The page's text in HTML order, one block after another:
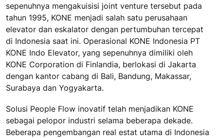
sepenuhnya mengakuisisi joint venture tersebut pada
tahun 1995, KONE menjadi salah satu perusahaan
elevator dan eskalator dengan pertumbuhan tercepat
di Indonesia saat ini. Operasional KONE Indonesia PT
KONE Indo Elevator, yang sepenuhnya dimiliki oleh
KONE Corporation di Finlandia, berlokasi di Jakarta
dengan kantor cabang di Bali, Bandung, Makassar,
Surabaya dan Yogyakarta.
Solusi People Flow inovatif telah menjadikan KONE
sebagai pelopor industri selama beberapa dekade.
Beberapa pengembangan real estat utama di Indonesia